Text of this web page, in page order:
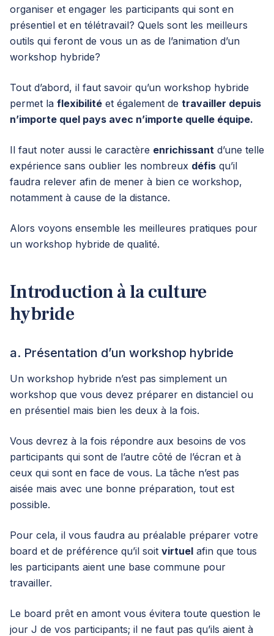
organiser et engager les participants qui sont en
présentiel et en télétravail? Quels sont les meilleurs
outils qui feront de vous un as de l’animation d’un
workshop hybride?
Tout d’abord, il faut savoir qu’un workshop hybride
permet la flexibilité et également de travailler depuis
n’importe quel pays avec n’importe quelle équipe.
Il faut noter aussi le caractère enrichissant d’une telle
expérience sans oublier les nombreux défis qu’il
faudra relever afin de mener à bien ce workshop,
notamment à cause de la distance.
Alors voyons ensemble les meilleures pratiques pour
un workshop hybride de qualité.
Introduction à la culture
hybride
a. Présentation d’un workshop hybride
Un workshop hybride n’est pas simplement un
workshop que vous devez préparer en distanciel ou
en présentiel mais bien les deux à la fois.
Vous devrez à la fois répondre aux besoins de vos
participants qui sont de l’autre côté de l’écran et à
ceux qui sont en face de vous. La tâche n’est pas
aisée mais avec une bonne préparation, tout est
possible.
Pour cela, il vous faudra au préalable préparer votre
board et de préférence qu’il soit virtuel afin que tous
les participants aient une base commune pour
travailler.
Le board prêt en amont vous évitera toute question le
jour J de vos participants; il ne faut pas qu’ils aient à